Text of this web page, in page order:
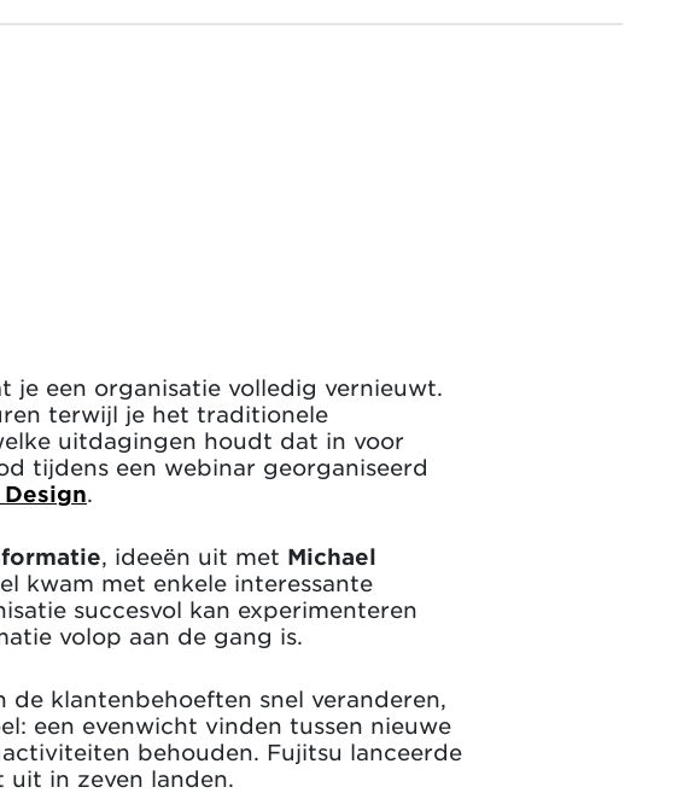
een organisatie volledig vernieuwt.
terwijl je het traditionele
uitdagingen houdt dat in voor
tijdens een webinar georganiseerd
.
, ideeën uit met Michael
kwam met enkele interessante
succesvol kan experimenteren
volop aan de gang is.
klantenbehoeften snel veranderen,
een evenwicht vinden tussen nieuwe
behouden. Fujitsu lanceerde
in zeven landen.